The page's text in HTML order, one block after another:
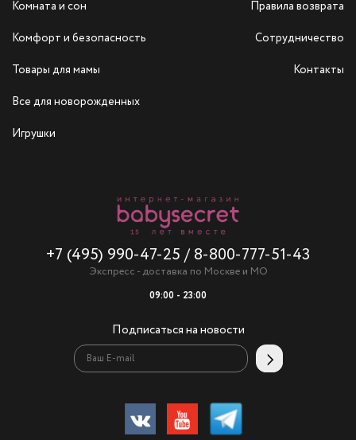
Комната и сон
Комфорт и безопасность
Товары для мамы
Все для новорожденных
Игрушки
+7 (495) 990-47-25 / 8-800-777-51-43
Экспресс - доставка по Москве и МО
09:00 - 23:00
Подписаться на новости
Правила возврата
Сотрудничество
Контакты